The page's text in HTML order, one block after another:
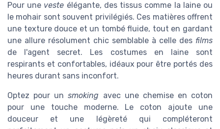
Pour une veste élégante, des tissus comme la laine ou
le mohair sont souvent privilégiés. Ces matières offrent
une texture douce et un tombé fluide, tout en gardant
une allure résolument chic semblable à celle des films
de l'agent secret. Les costumes en laine sont
respirants et confortables, idéaux pour être portés des
heures durant sans inconfort.
Optez pour unsmoking avec une chemise en coton
pour une touche moderne. Le coton ajoute une
douceur et une légèreté qui compléteront